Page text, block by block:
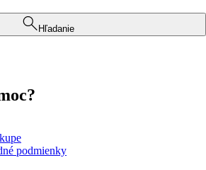
Hľadanie
podmienky